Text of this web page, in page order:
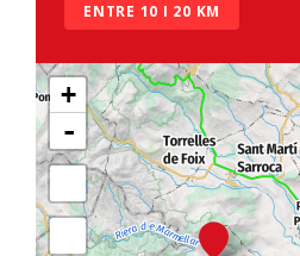
ENTRE 10 I 20 KM
+
-